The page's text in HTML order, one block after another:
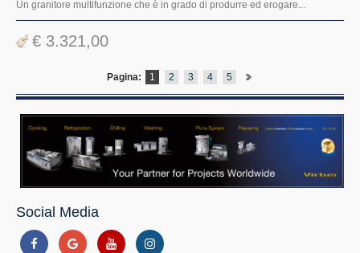
Un granitore multifunzione che è in grado di produrre ed erogare...
€ 3.321,00
Pagina: 1 2 3 4 5
Social Media